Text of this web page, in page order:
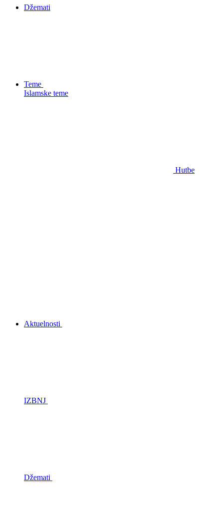
Džemati
Teme
Islamske teme
Hutbe
Aktuelnosti
IZBNJ
Džemati